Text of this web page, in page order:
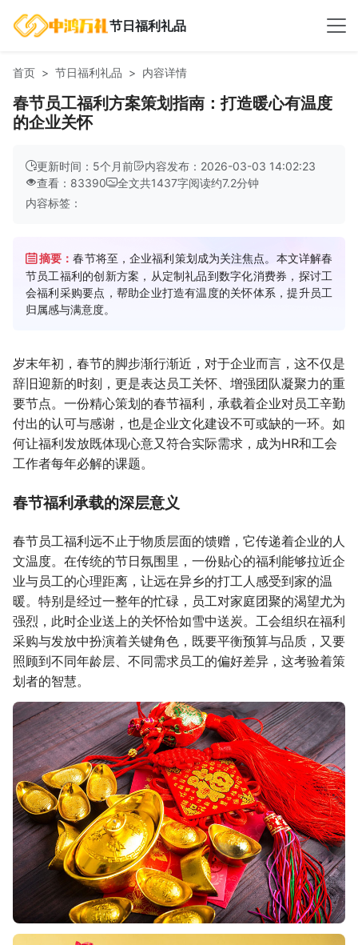
节日福利礼品
首页 节日福利礼品 内容详情
春节员工福利方案策划指南：打造暖心有温度
的企业关怀
更新时间：5个月前
内容发布：2026-03-03 14:02:23
查看：83390
全文共1437字阅读约7.2分钟
内容标签：
摘要：春节将至，企业福利策划成为关注焦点。本文详解春
节员工福利的创新方案，从定制礼品到数字化消费券，探讨工
会福利采购要点，帮助企业打造有温度的关怀体系，提升员工
归属感与满意度。
岁末年初，春节的脚步渐行渐近，对于企业而言，这不仅是
辞旧迎新的时刻，更是表达员工关怀、增强团队凝聚力的重
要节点。一份精心策划的春节福利，承载着企业对员工辛勤
付出的认可与感谢，也是企业文化建设不可或缺的一环。如
何让福利发放既体现心意又符合实际需求，成为HR和工会
工作者每年必解的课题。
春节福利承载的深层意义
春节员工福利远不止于物质层面的馈赠，它传递着企业的人
文温度。在传统的节日氛围里，一份贴心的福利能够拉近企
业与员工的心理距离，让远在异乡的打工人感受到家的温
暖。特别是经过一整年的忙碌，员工对家庭团聚的渴望尤为
强烈，此时企业送上的关怀恰如雪中送炭。工会组织在福利
采购与发放中扮演着关键角色，既要平衡预算与品质，又要
照顾到不同年龄层、不同需求员工的偏好差异，这考验着策
划者的智慧。